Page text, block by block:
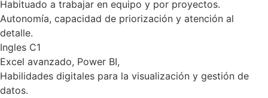
Habituado a trabajar en equipo y por proyectos.
Autonomía, capacidad de priorización y atención al
detalle.
Ingles C1
Excel avanzado, Power BI,
Habilidades digitales para la visualización y gestión de
datos.